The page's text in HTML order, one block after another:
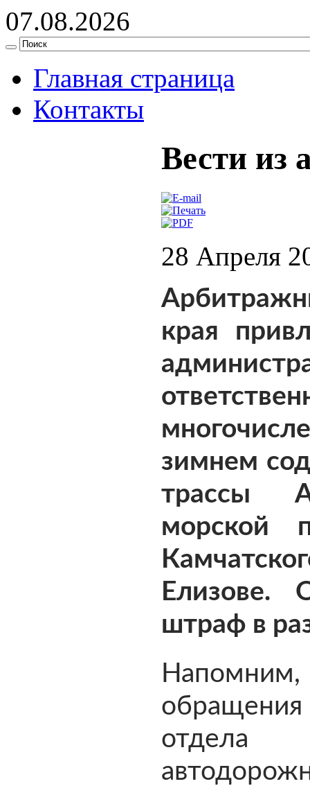
07.08.2026
Главная страница
Контакты
Вести из
28 Апреля
края
зимнем
трассы
морской
Елизове.
штраф в
отдела